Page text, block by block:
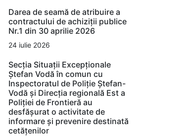
Darea de seamă de atribuire a
contractului de achiziții publice
Nr.1 din 30 aprilie 2026
24 iulie 2026
Secția Situații Excepționale
Ștefan Vodă în comun cu
Inspectoratul de Poliție Ștefan-
Vodă și Direcția regională Est a
Poliției de Frontieră au
desfășurat o activitate de
informare și prevenire destinată
cetățenilor